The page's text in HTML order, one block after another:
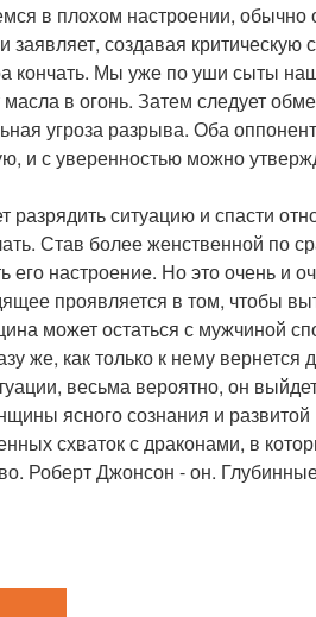
в плохом настроении, обычно
создавая критическую
кончать. Мы уже по уши сыты
в огонь. Затем следует
угроза разрыва. Оба
и с уверенностью можно
ситуацию и спасти
Став более женственной по
настроение. Но это очень и
проявляется в том, чтобы
может остаться с мужчиной
же, как только к нему вернется
весьма вероятно, он
ясного сознания и развитой
схваток с драконами, в
Роберт Джонсон - он.